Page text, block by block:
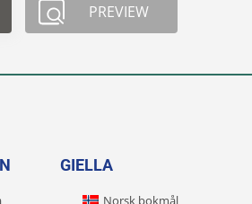
PREVIEW
GIELLA
Norsk bokmål